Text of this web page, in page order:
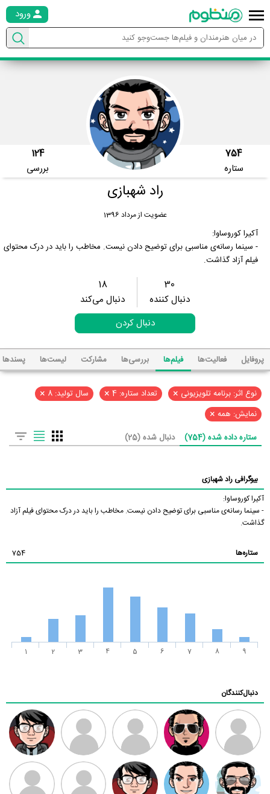
ورود
754
ستاره
124
بررسی
راد شهبازی
عضویت از مرداد 1396
آکیرا کوروساوا:
- سینما رسانه‌ی مناسبی برای توضیح دادن نیست. مخاطب را باید در درک محتوای
فیلم آزاد گذاشت.
30
دنبال کننده
18
دنبال می‌کند
دنبال کردن
پروفایل فعالیت‌ها فیلم‌ها بررسی‌ها مشارکت لیست‌ها پسند‌ها
نوع اثر: برنامه تلویزیونی × تعداد ستاره: 4 × سال تولید: 8 ×
نمایش: همه ×
ستاره داده شده (754) دنبال شده (25)
بیوگرافی راد شهبازی
آکیرا کوروساوا:
- سینما رسانه‌ی مناسبی برای توضیح دادن نیست. مخاطب را باید در درک محتوای فیلم آزاد
گذاشت.
ستاره‌ها 754
1 2 3 4 5 6 7 8 9
دنبال‌کنندگان
ممدرضا رضا کاظمی زهرا ~ ابتین
سید محمد
موسوی